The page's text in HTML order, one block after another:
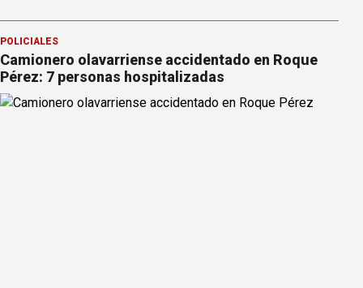
POLICIALES
Camionero olavarriense accidentado en Roque
Pérez: 7 personas hospitalizadas